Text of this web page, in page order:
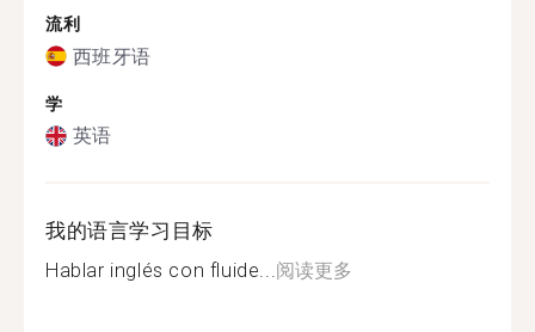
流利
西班牙语
学
英语
我的语言学习目标
Hablar inglés con fluide...阅读更多